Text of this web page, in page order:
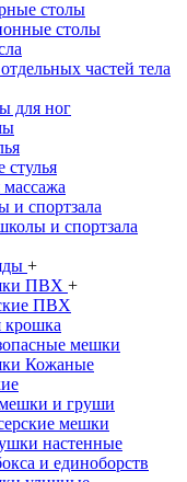
столы
столы
частей тела
для ног
стулья
и спортзала
и спортзала
+
ПВХ +
ПВХ
крошка
мешки
Кожаные
и груши
мешки
настенные
и единоборств